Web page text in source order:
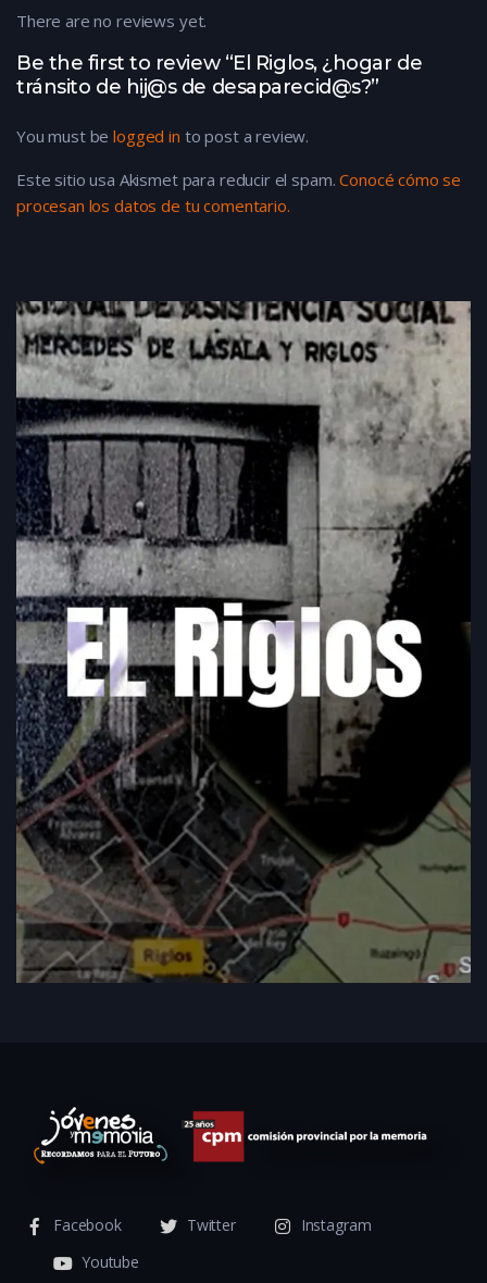
Be the first to review “El Riglos, ¿hogar de
tránsito de hij@s de desaparecid@s?”
You must belogged in to post a review.
Este sitio usa Akismet para reducir el spam.Conocé cómo se
procesan los datos de tu comentario.
There are no reviews yet.
Facebook Twitter
Instagram
Youtube